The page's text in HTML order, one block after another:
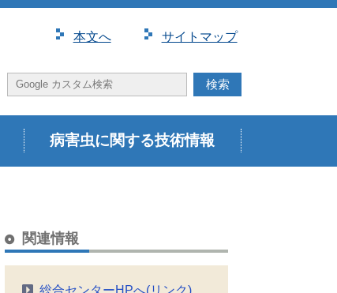
本⽂へ サイトマップ
病害虫に関する技術情報
関連情報
総合センターHPへ(リンク)